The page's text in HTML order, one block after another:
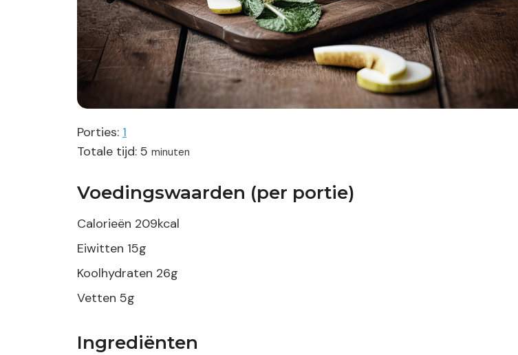
Porties: 1
Totale tijd: 5 minuten
minuten
Voedingswaarden (per portie)
Calorieën 209kcal
Eiwitten 15g
Koolhydraten 26g
Vetten 5g
Ingrediënten